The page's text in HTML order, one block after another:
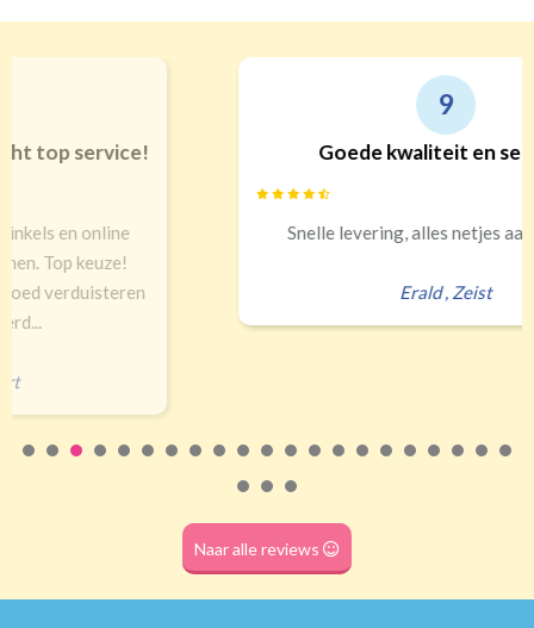
Goede kwaliteit en service!
Snelle levering, alles netjes aangekomen
Naar alle reviews